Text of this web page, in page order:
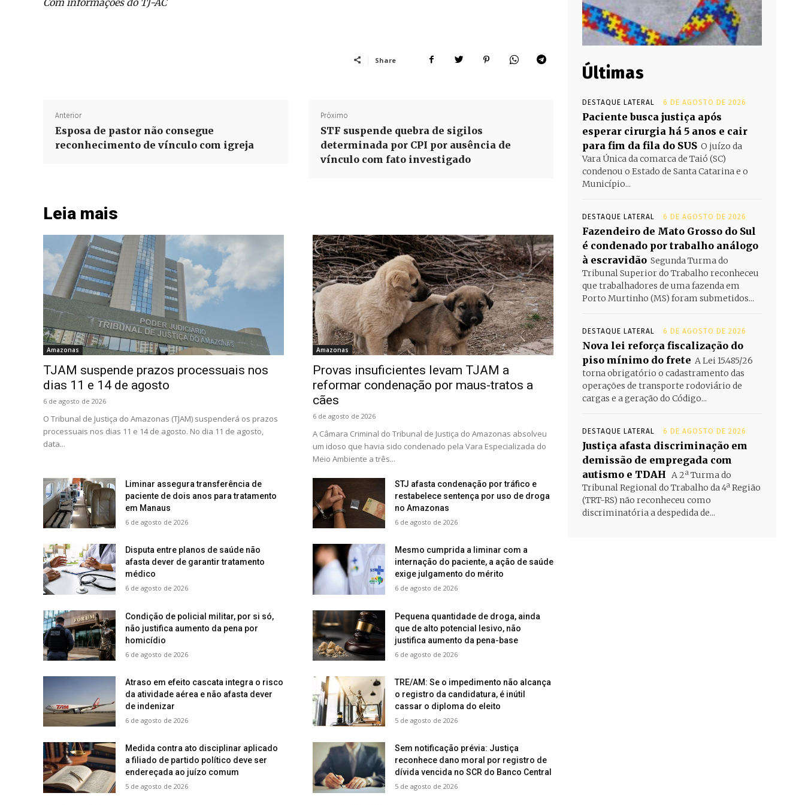
Share
Anterior
Esposa de pastor não consegue
reconhecimento de vínculo com igreja
Próximo
STF suspende quebra de sigilos
determinada por CPI por ausência de
vínculo com fato investigado
Leia mais
Amazonas
TJAM suspende prazos processuais nos
dias 11 e 14 de agosto
6 de agosto de 2026
O Tribunal de Justiça do Amazonas (TJAM) suspenderá os prazos
processuais nos dias 11 e 14 de agosto. No dia 11 de agosto,
data...
Amazonas
Provas insuficientes levam TJAM a
reformar condenação por maus-tratos a
cães
6 de agosto de 2026
A Câmara Criminal do Tribunal de Justiça do Amazonas absolveu
um idoso que havia sido condenado pela Vara Especializada do
Meio Ambiente a três...
Liminar assegura transferência de
paciente de dois anos para tratamento
em Manaus
6 de agosto de 2026
STJ afasta condenação por tráfico e
restabelece sentença por uso de droga
no Amazonas
6 de agosto de 2026
Disputa entre planos de saúde não
afasta dever de garantir tratamento
médico
6 de agosto de 2026
Mesmo cumprida a liminar com a
internação do paciente, a ação de saúde
exige julgamento do mérito
6 de agosto de 2026
Condição de policial militar, por si só,
não justifica aumento da pena por
homicídio
6 de agosto de 2026
Pequena quantidade de droga, ainda
que de alto potencial lesivo, não
justifica aumento da pena-base
6 de agosto de 2026
Atraso em efeito cascata integra o risco
da atividade aérea e não afasta dever
de indenizar
6 de agosto de 2026
TRE/AM: Se o impedimento não alcança
o registro da candidatura, é inútil
cassar o diploma do eleito
5 de agosto de 2026
Medida contra ato disciplinar aplicado
a filiado de partido político deve ser
endereçada ao juízo comum
5 de agosto de 2026
Sem notificação prévia: Justiça
reconhece dano moral por registro de
dívida vencida no SCR do Banco Central
5 de agosto de 2026
Últimas
DESTAQUE LATERAL 6 DE AGOSTO DE 2026
Paciente busca justiça após
esperar cirurgia há 5 anos e cair
para fim da fila do SUS O juízo da
Vara Única da comarca de Taió (SC)
condenou o Estado de Santa Catarina e o
Município...
DESTAQUE LATERAL 6 DE AGOSTO DE 2026
Fazendeiro de Mato Grosso do Sul
é condenado por trabalho análogo
à escravidão Segunda Turma do
Tribunal Superior do Trabalho reconheceu
que trabalhadores de uma fazenda em
Porto Murtinho (MS) foram submetidos...
DESTAQUE LATERAL 6 DE AGOSTO DE 2026
Nova lei reforça fiscalização do
piso mínimo do frete A Lei 15.485/26
torna obrigatório o cadastramento das
operações de transporte rodoviário de
cargas e a geração do Código...
DESTAQUE LATERAL 6 DE AGOSTO DE 2026
Justiça afasta discriminação em
demissão de empregada com
autismo e TDAH A 2ª Turma do
Tribunal Regional do Trabalho da 4ª Região
(TRT-RS) não reconheceu como
discriminatória a despedida de...